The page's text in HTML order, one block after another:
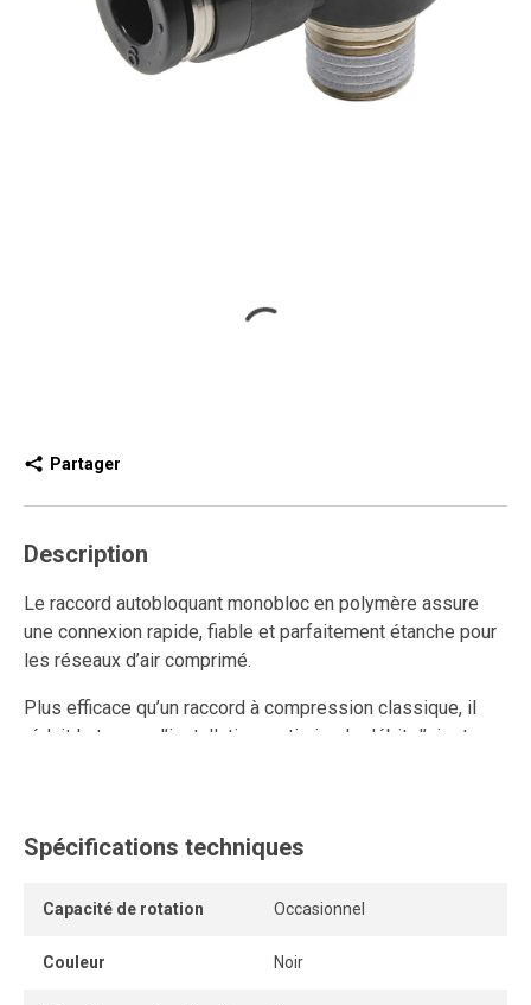
Partager
Description
Le raccord autobloquant monobloc en polymère assure
une connexion rapide, fiable et parfaitement étanche pour
les réseaux d’air comprimé.
Plus efficace qu’un raccord à compression classique, il
réduit le temps d’installation, optimise le débit d’air et
Ce raccord rapide en polymère est réutilisable et résiste
conservant un ancrage solide et une étanchéité durable.
même dans les espaces restreints.
Spécifications techniques
Capacité de rotation Occasionnel
Couleur Noir